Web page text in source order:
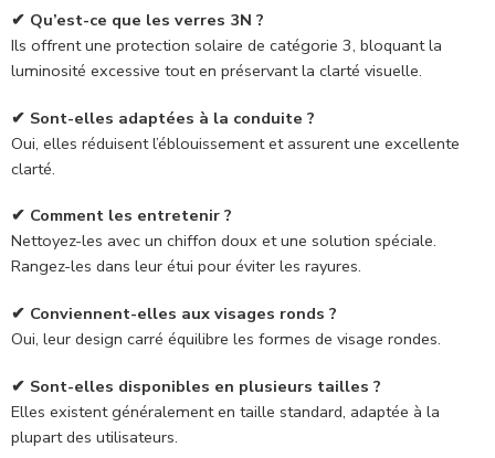
✔ Qu’est-ce que les verres 3N ?
Ils offrent une protection solaire de catégorie 3, bloquant la
luminosité excessive tout en préservant la clarté visuelle.
✔ Sont-elles adaptées à la conduite ?
Oui, elles réduisent l’éblouissement et assurent une excellente
clarté.
✔ Comment les entretenir ?
Nettoyez-les avec un chiffon doux et une solution spéciale.
Rangez-les dans leur étui pour éviter les rayures.
✔ Conviennent-elles aux visages ronds ?
Oui, leur design carré équilibre les formes de visage rondes.
✔ Sont-elles disponibles en plusieurs tailles ?
Elles existent généralement en taille standard, adaptée à la
plupart des utilisateurs.